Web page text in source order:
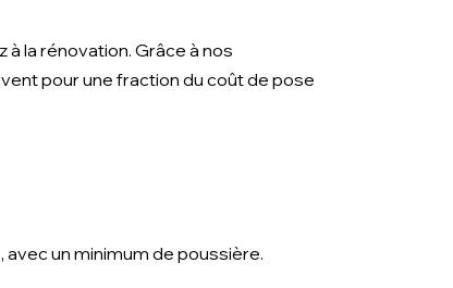
la rénovation. Grâce à nos
pour une fraction du coût de pose
un minimum de poussière.